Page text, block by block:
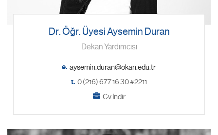
Dr. Öğr. Üyesi Aysemin Duran
Dekan Yardımcısı
e.
t. 0 (216) 677 16 30 #2211
Cv İndir